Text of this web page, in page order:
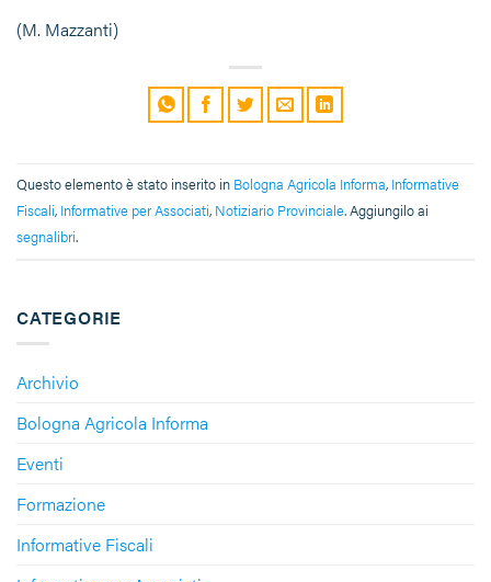
CATEGORIE
Archivio
Bologna Agricola Informa
Eventi
Formazione
Informative Fiscali
(M. Mazzanti)
Questo elemento è stato inserito in Bologna Agricola Informa, Informative
Fiscali, Informative per Associati, Notiziario Provinciale. Aggiungilo ai
segnalibri.